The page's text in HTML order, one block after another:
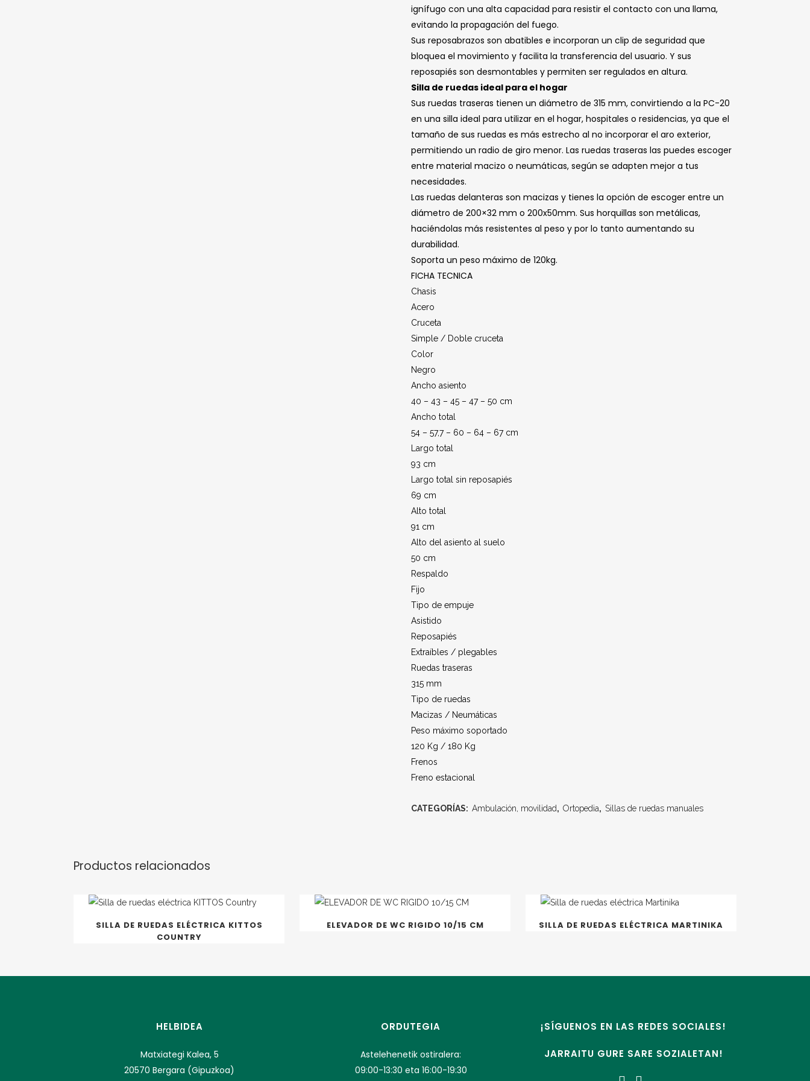
ignífugo con una alta capacidad para resistir el contacto con una llama,
evitando la propagación del fuego.
Sus reposabrazos son abatibles e incorporan un clip de seguridad que
bloquea el movimiento y facilita la transferencia del usuario. Y sus
reposapiés son desmontables y permiten ser regulados en altura.
Silla de ruedas ideal para el hogar
Sus ruedas traseras tienen un diámetro de 315 mm, convirtiendo a la PC-20
en una silla ideal para utilizar en el hogar, hospitales o residencias, ya que el
tamaño de sus ruedas es más estrecho al no incorporar el aro exterior,
permitiendo un radio de giro menor. Las ruedas traseras las puedes escoger
entre material macizo o neumáticas, según se adapten mejor a tus
necesidades.
Las ruedas delanteras son macizas y tienes la opción de escoger entre un
diámetro de 200×32 mm o 200x50mm. Sus horquillas son metálicas,
haciéndolas más resistentes al peso y por lo tanto aumentando su
durabilidad.
Soporta un peso máximo de 120kg.
FICHA TECNICA
Chasis
Acero
Cruceta
Simple / Doble cruceta
Color
Negro
Ancho asiento
40 – 43 – 45 – 47 – 50 cm
Ancho total
54 – 57,7 – 60 – 64 – 67 cm
Largo total
93 cm
Largo total sin reposapiés
69 cm
Alto total
91 cm
Alto del asiento al suelo
50 cm
Respaldo
Fijo
Tipo de empuje
Asistido
Reposapiés
Extraíbles / plegables
Ruedas traseras
315 mm
Tipo de ruedas
Macizas / Neumáticas
Peso máximo soportado
120 Kg / 180 Kg
Frenos
Freno estacional
CATEGORÍAS: Ambulación, movilidad, Ortopedia, Sillas de ruedas manuales
Productos relacionados
SILLA DE RUEDAS ELÉCTRICA KITTOS
COUNTRY
ELEVADOR DE WC RIGIDO 10/15 CM SILLA DE RUEDAS ELÉCTRICA MARTINIKA
HELBIDEA
Matxiategi Kalea, 5
20570 Bergara (Gipuzkoa)
ORDUTEGIA
Astelehenetik ostiralera:
09:00-13:30 eta 16:00-19:30
¡SÍGUENOS EN LAS REDES SOCIALES!
JARRAITU GURE SARE SOZIALETAN!